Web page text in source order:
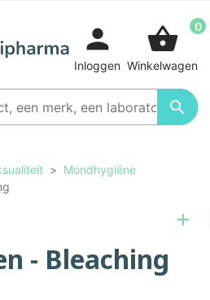

person
Inloggen
shopping_basket 0
Winkelwagen
Mondhygiëne
- Bleaching